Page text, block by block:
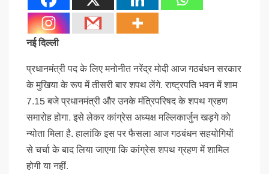
नई दिल्ली
प्रधानमंत्री पद के लिए मनोनीत नरेंद्र मोदी आज गठबंधन सरकार
के मुखिया के रूप में तीसरी बार शपथ लेंगे. राष्ट्रपति भवन में शाम
7.15 बजे प्रधानमंत्री और उनके मंत्रिपरिषद के शपथ ग्रहण
समारोह होगा. इसे लेकर कांग्रेस अध्यक्ष मल्लिकार्जुन खड़गे को
न्योता मिला है. हालांकि इस पर फैसला आज गठबंधन सहयोगियों
से चर्चा के बाद लिया जाएगा कि कांग्रेस शपथ ग्रहण में शामिल
होगी या नहीं.